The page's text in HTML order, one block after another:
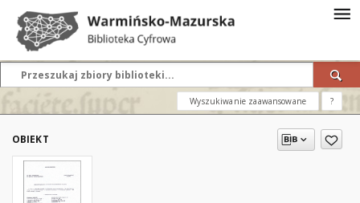
Wyszukiwanie zaawansowane ?
OBIEKT